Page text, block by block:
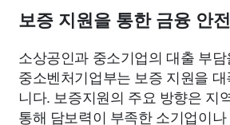
보증 지원을 통한 금융 안
소상공인과 중소기업의 대출 부
중소벤처기업부는 보증 지원을
니다. 보증지원의 주요 방향은 지
통해 담보력이 부족한 소기업이